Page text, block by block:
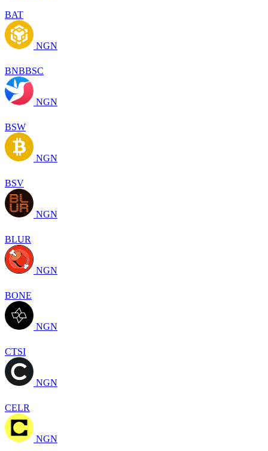
BAT
NGN
BNBBSC
NGN
BSW
NGN
BSV
NGN
BLUR
NGN
BONE
NGN
CTSI
NGN
CELR
NGN